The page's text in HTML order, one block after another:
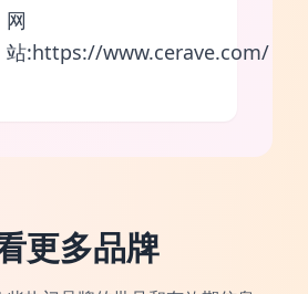
网
站:https://www.cerave.com/
更多品牌